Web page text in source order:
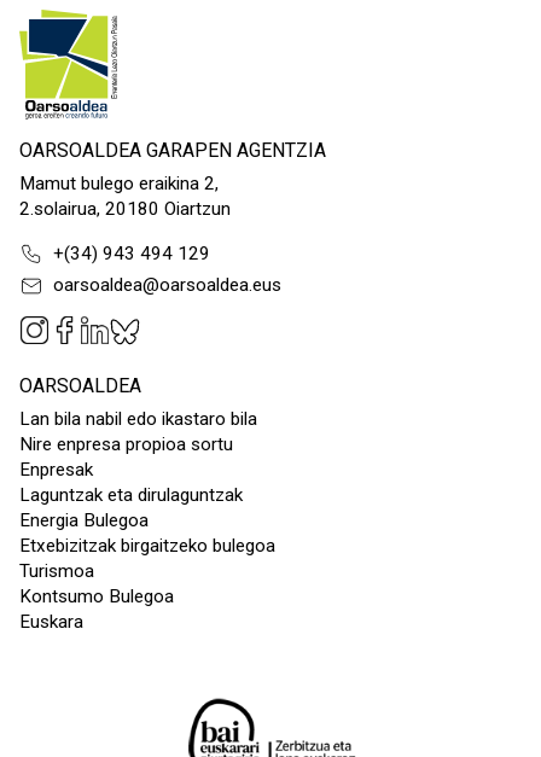
OARSOALDEA GARAPEN AGENTZIA
Mamut bulego eraikina 2,
2.solairua, 20180 Oiartzun
+(34) 943 494 129
oarsoaldea@oarsoaldea.eus
OARSOALDEA
Lan bila nabil edo ikastaro bila
Nire enpresa propioa sortu
Enpresak
Laguntzak eta dirulaguntzak
Energia Bulegoa
Etxebizitzak birgaitzeko bulegoa
Turismoa
Kontsumo Bulegoa
Euskara